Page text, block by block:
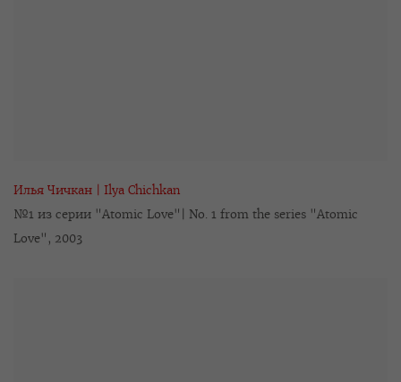
Илья Чичкан | Ilya Chichkan
№1 из серии "Atomic Love"| No. 1 from the series "Atomic
Love" , 2003